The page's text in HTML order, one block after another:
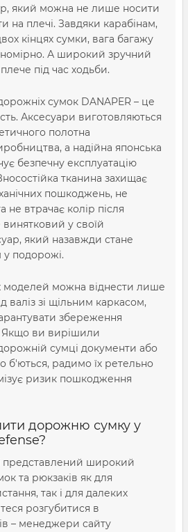
який можна не лише носити
на плечі. Завдяки карабінам,
кінцях сумки, вага багажу
А широкий зручний
під час ходьби.
сумок DANAPER – це
Аксесуари виготовляються
полотна
а надійна японська
безпечну експлуатацію
тканина захищає
пошкоджень, не
не втрачає колір після
у своїй
який назавжди стане
подорожі.
моделей можна віднести лише
валіз зі щільним каркасом,
збереження
Якщо ви вирішили
сумці документи або
б'ються, радимо їх ретельно
ризик пошкодження
дорожню сумку у
представлений широкий
та рюкзаків як для
так і для далеких
розгубитися в
– менеджери сайту